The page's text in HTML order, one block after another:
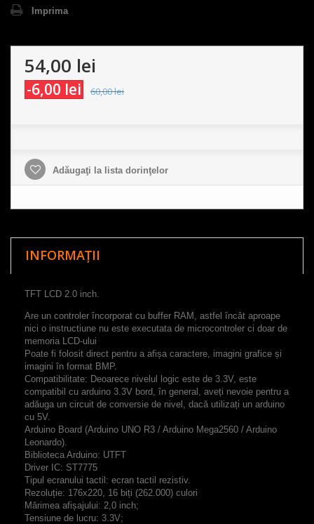
Imprima
54,00 lei
-6,00 lei 60,00 lei
Adăugaţi la lista dorinţelor
INFORMAȚII
TFT LCD 2.0 inch.
Are un controler încorporat cu buffer RAM, astfel încât aproape
nici o instructiune nu este executata de microcontroler ci doar de
memoria LCD-ului
Poate fi folosit direct pentru a afișa caractere, imagini grafice și
imagini în format BMP.
Compatibilitate: Deoarece nivelul logic este de 3.3V, este
compatibil cu arduino 3.3V bord, în general, aveți nevoie pentru a
adăuga un circuit de conversie de nivel, dacă utilizați un arduino
cu 5V.
Arduino Board (Arduino UNO R3 / Arduino Mega2560 / Arduino
Leonardo).
Biblioteca Arduino: UTFT
Driver IC: ST7775
Tipul ecranului tactil: ecran tactil rezistiv.
Rezoluție: 176x220, 16 biți (262.000) culori
Mărimea afișajului: 2,0 inch;
Tensiune de lucru: 3.3V;